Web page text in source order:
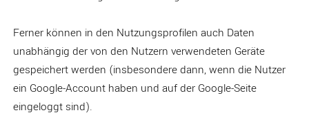
Ferner können in den Nutzungsprofilen auch Daten
unabhängig der von den Nutzern verwendeten Geräte
gespeichert werden (insbesondere dann, wenn die Nutzer
ein Google-Account haben und auf der Google-Seite
eingeloggt sind).